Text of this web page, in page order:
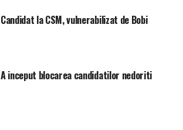
Candidat la CSM, vulnerabilizat de Bobi
A inceput blocarea candidatilor nedoriti